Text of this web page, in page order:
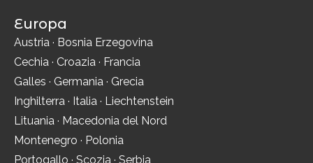
Europa
Austria · Bosnia Erzegovina
Cechia · Croazia · Francia
Galles · Germania · Grecia
Inghilterra · Italia · Liechtenstein
Lituania · Macedonia del Nord
Montenegro · Polonia
Portogallo · Scozia · Serbia